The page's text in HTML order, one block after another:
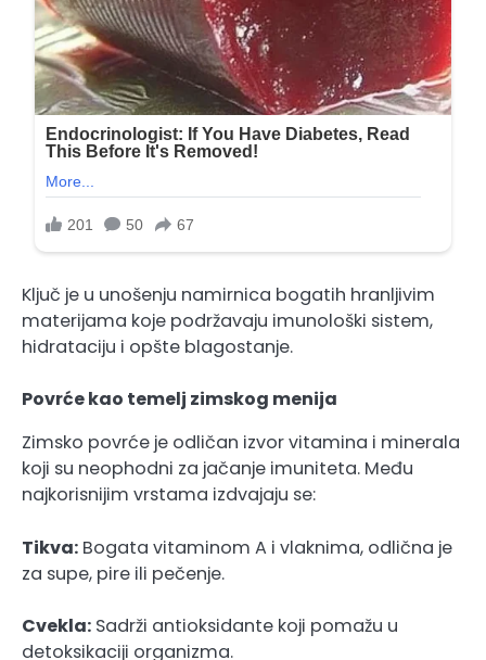
Ključ je u unošenju namirnica bogatih hranljivim
materijama koje podržavaju imunološki sistem,
hidrataciju i opšte blagostanje.
Povrće kao temelj zimskog menija
Zimsko povrće je odličan izvor vitamina i minerala
koji su neophodni za jačanje imuniteta. Među
najkorisnijim vrstama izdvajaju se:
Tikva: Bogata vitaminom A i vlaknima, odlična je
za supe, pire ili pečenje.
Cvekla: Sadrži antioksidante koji pomažu u
detoksikaciji organizma.